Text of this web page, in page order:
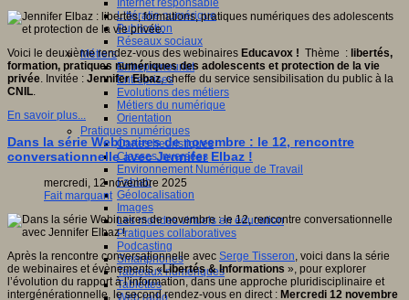
Internet responsable
Littératie numérique
Publication
Réseaux sociaux
Métiers
Entrepreneuriat
Entreprises
Evolutions des métiers
Métiers du numérique
Orientation
Pratiques numériques
Cartes heuristiques
Classes inversées
Environnement Numérique de Travail
Fablab
Géolocalisation
Images
Les mondes virtuels en éducation
Pratiques collaboratives
Podcasting
Smartphones
Tableaux numériques
Tablettes
Web radio
Voici le deuxième rendez-vous des webinaires Educavox ! Thème : libertés,
formation, pratiques numériques des adolescents et protection de la vie
privée. Invitée : Jennifer Elbaz, cheffe du service sensibilisation du public à la
CNIL.
En savoir plus...
Dans la série Webinaires de novembre : le 12, rencontre
conversationnelle avec Jennifer Elbaz !
mercredi, 12 novembre 2025
Fait marquant
Après la rencontre conversationnelle avec Serge Tisseron, voici dans la série
de webinaires et évènements «Libertés & Informations », pour explorer
l’évolution du rapport à l’information, dans une approche pluridisciplinaire et
intergénérationnelle, le second rendez-vous en direct : Mercredi 12 novembre